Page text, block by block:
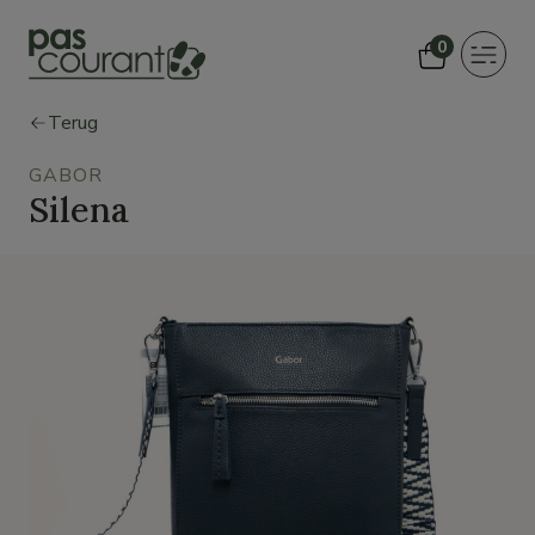
0
Toggle
Terug
GABOR
Silena